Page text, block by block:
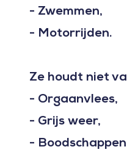
- Zwemmen,
- Motorrijden.
Ze houdt niet
- Orgaanvlees,
- Grijs weer,
-